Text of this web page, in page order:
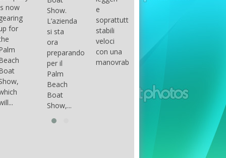
sta
il
e
soprattutto
stabili
veloci
con una
manovrabilità...
che...
correct